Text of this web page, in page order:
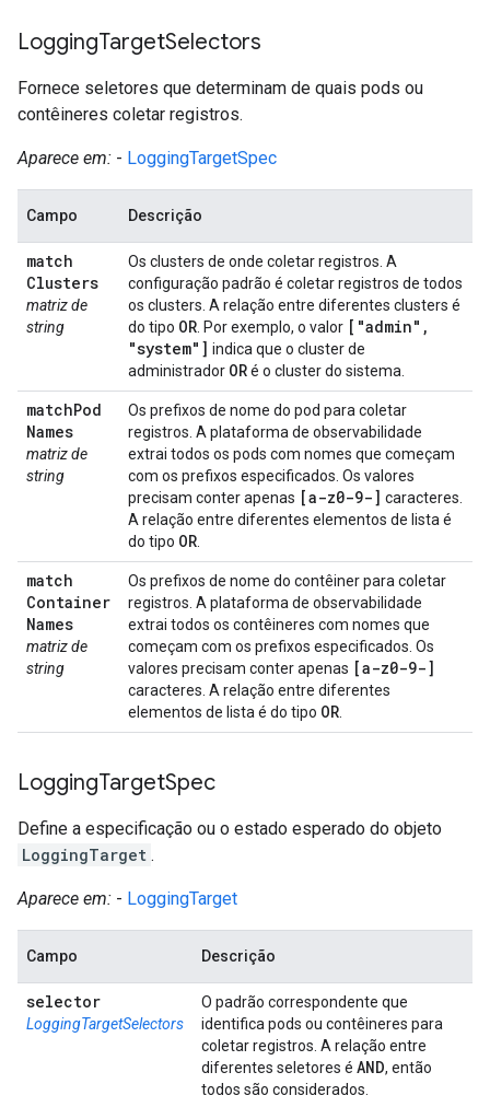
LoggingTargetSelectors
Fornece seletores que determinam de quais pods ou
contêineres coletar registros.
Aparece em: - LoggingTargetSpec
Campo Descrição
match
Clusters
matriz de
string
Os clusters de onde coletar registros. A
configuração padrão é coletar registros de todos
os clusters. A relação entre diferentes clusters é
do tipo OR . Por exemplo, o valor ["admin" ,
"system"] indica que o cluster de
administrador ORé o cluster do sistema.
matchPod
Names
matriz de
string
Os prefixos de nome do pod para coletar
registros. A plataforma de observabilidade
extrai todos os pods com nomes que começam
com os prefixos especificados. Os valores
precisam conter apenas [a-z0-9-] caracteres.
A relação entre diferentes elementos de lista é
do tipo OR
match
Container
Names
matriz de
string
Os prefixos de nome do contêiner para coletar
registros. A plataforma de observabilidade
extrai todos os contêineres com nomes que
começam com os prefixos especificados. Os
valores precisam conter apenas [a-z0-9-]
caracteres. A relação entre diferentes
elementos de lista é do tipo OR
LoggingTargetSpec
Define a especificação ou o estado esperado do objeto
LoggingTarget .
Aparece em: - LoggingTarget
Campo Descrição
selector
LoggingTargetSelectors
O padrão correspondente que
identifica pods ou contêineres para
coletar registros. A relação entre
diferentes seletores é AND, então
todos são considerados.